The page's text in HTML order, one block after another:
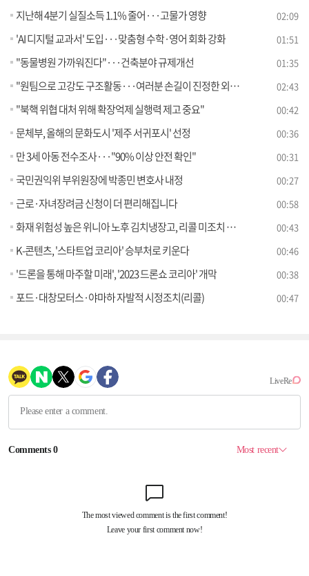
지난해 4분기 실질소득 1.1% 줄어···고물가 영향 02:09
'AI 디지털 교과서' 도입···맞춤형 수학·영어 회화 강화 01:51
"동물병원 가까워진다"···건축분야 규제개선 01:35
"원팀으로 고강도 구조활동···여러분 손길이 진정한 외교" 02:43
"북핵 위협 대처 위해 확장억제 실행력 제고 중요" 00:42
문체부, 올해의 문화도시 '제주 서귀포시' 선정 00:36
만 3세 아동 전수조사···"90% 이상 안전 확인" 00:31
국민권익위 부위원장에 박종민 변호사 내정 00:27
근로·자녀장려금 신청이 더 편리해집니다 00:58
화재 위험성 높은 위니아 노후 김치냉장고, 리콜 미조치 상태라면 즉시 사용 중단해야! 00:43
K-콘텐츠, '스타트업 코리아' 승부처로 키운다 00:46
'드론을 통해 마주할 미래', '2023 드론쇼 코리아' 개막 00:38
포드·대창모터스·야마하 자발적 시정조치(리콜) 00:47